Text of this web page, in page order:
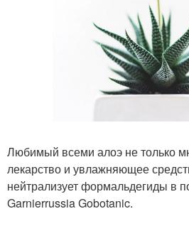
Любимый всеми алоэ не только
лекарство и увлажняющее
нейтрализует формальдегиды в
Garnierrussia Gobotanic.